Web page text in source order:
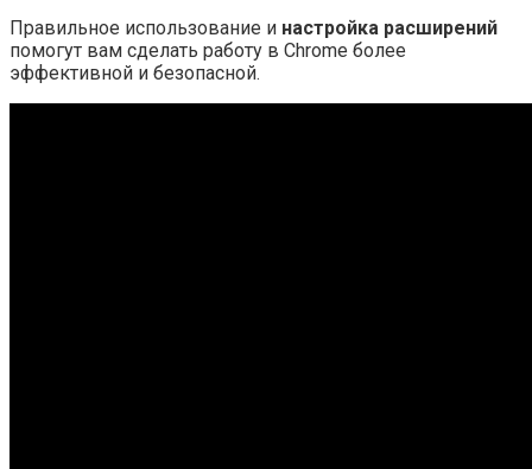
Правильное использование и настройка расширений
помогут вам сделать работу в Chrome более
эффективной и безопасной.